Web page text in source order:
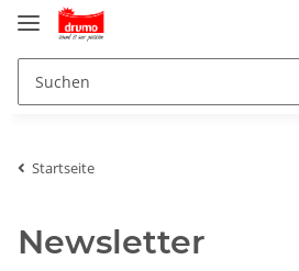
Startseite
Newsletter